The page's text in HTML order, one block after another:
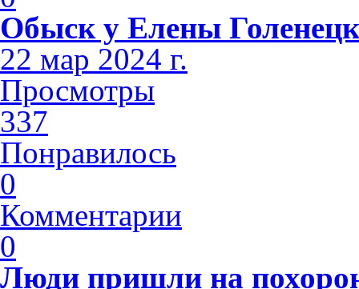
Обыск у Елены
22 мар 2024 г.
Просмотры
337
Понравилось
0
Комментарии
0
Люди пришли на